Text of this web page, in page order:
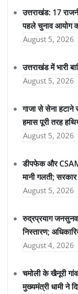
उत्तराखंड: 17
पहले चुनाव आयोग
August 5, 2026
उत्तराखंड में भारी
August 5, 2026
गाजा से सेना
हमास पूरी तरह
August 5, 2026
डीपफेक और
मानी गलती;
August 5, 2026
रुद्रप्रयाग
निस्तारण;
August 4, 2026
चमोली के खैनूरी
मुख्यमंत्री धामी ने